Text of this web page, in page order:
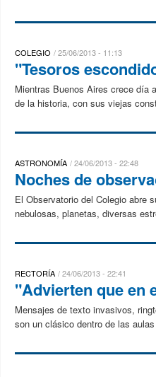
COLEGIO 25/06/2013 - 11:13
"Tesoros
Mientras Buenos Aires crece día
de la historia, con sus viejas
ASTRONOMÍA 24/06/2013 - 22:48
Noches de
El Observatorio del Colegio abre
nebulosas, planetas, diversas
RECTORÍA 24/06/2013 - 22:41
"Advierten que en
Mensajes de texto invasivos,
son un clásico dentro de las